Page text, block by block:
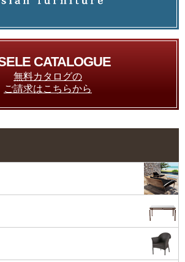
CATALOGUE
無料カタログの
ご請求はこちらから
外在庫）